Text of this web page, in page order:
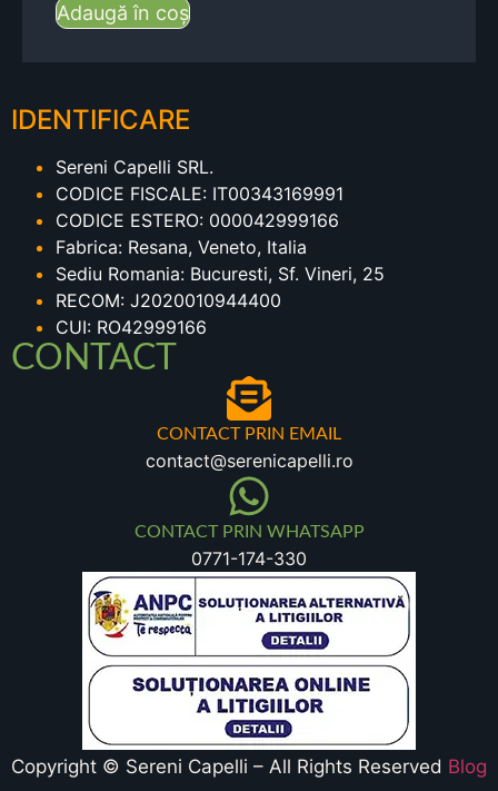
Adaugă în coș
IDENTIFICARE
Sereni Capelli SRL.
CODICE FISCALE: IT00343169991
CODICE ESTERO: 000042999166
Fabrica: Resana, Veneto, Italia
Sediu Romania: Bucuresti, Sf. Vineri, 25
RECOM: J2020010944400
CUI: RO42999166
CONTACT
CONTACT PRIN EMAIL
contact@serenicapelli.ro
CONTACT PRIN WHATSAPP
0771-174-330
Copyright © Sereni Capelli – All Rights Reserved Blog